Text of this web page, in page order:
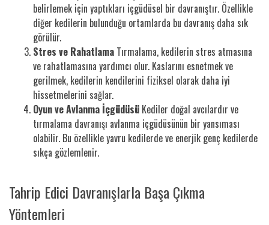
belirlemek için yaptıkları içgüdüsel bir davranıştır. Özellikle
diğer kedilerin bulunduğu ortamlarda bu davranış daha sık
görülür.
Stres ve Rahatlama Tırmalama, kedilerin stres atmasına
ve rahatlamasına yardımcı olur. Kaslarını esnetmek ve
gerilmek, kedilerin kendilerini fiziksel olarak daha iyi
hissetmelerini sağlar.
Oyun ve Avlanma İçgüdüsü Kediler doğal avcılardır ve
tırmalama davranışı avlanma içgüdüsünün bir yansıması
olabilir. Bu özellikle yavru kedilerde ve enerjik genç kedilerde
sıkça gözlemlenir.
Tahrip Edici Davranışlarla Başa Çıkma
Yöntemleri